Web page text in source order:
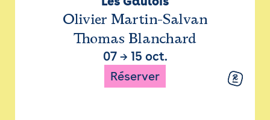
Olivier Martin-Salvan
Thomas Blanchard
07→ 15 oct.
Réserver